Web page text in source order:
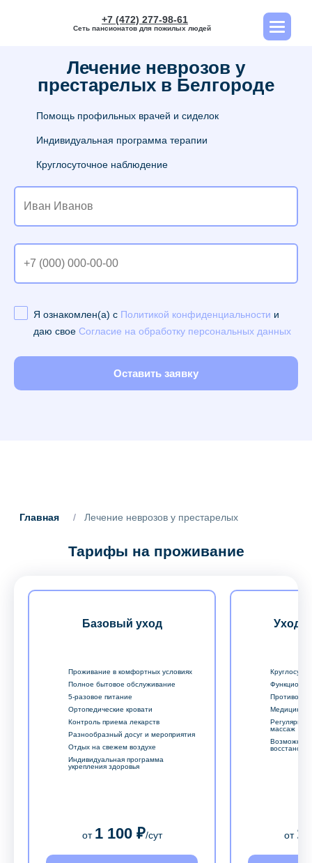
+7 (472) 277-98-61
Сеть пансионатов для пожилых людей
Лечение неврозов у
престарелых в Белгороде
Помощь профильных врачей и сиделок
Индивидуальная программа терапии
Круглосуточное наблюдение
Я ознакомлен(а) с Политикой конфиденциальности и
даю свое Согласие на обработку персональных данных
Оставить заявку
Главная / Лечение неврозов у престарелых
Тарифы на проживание
Базовый уход
Проживание в комфортных условиях
Полное бытовое обслуживание
5-разовое питание
Ортопедические кровати
Контроль приема лекарств
Разнообразный досуг и мероприятия
Отдых на свежем воздухе
Индивидуальная программа
укрепления здоровья
от 1 100 ₽/сут
Уход
массаж
от 1